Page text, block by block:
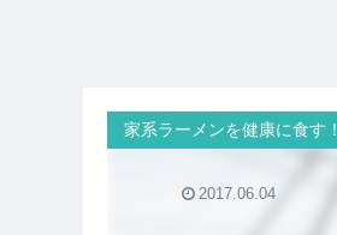
家系ラーメンを健康に食す！
2017.06.04